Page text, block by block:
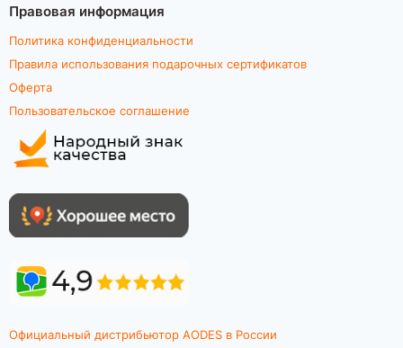
Правовая информация
Политика конфиденциальности
Правила использования подарочных сертификатов
Оферта
Пользовательское соглашение
Официальный дистрибьютор AODES в России